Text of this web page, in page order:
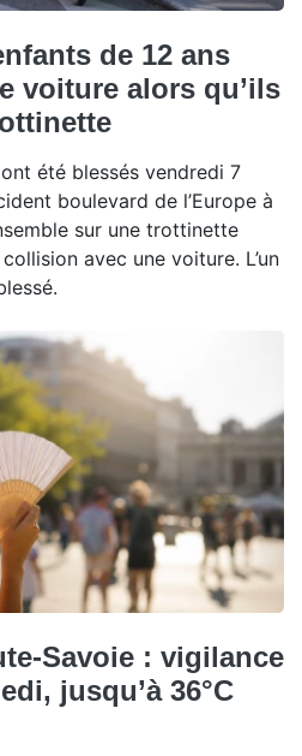
de 12 ans
voiture alors qu’ils
été blessés vendredi 7
boulevard de l’Europe à
sur une trottinette
avec une voiture. L’un
Savoie : vigilance
jusqu’à 36°C